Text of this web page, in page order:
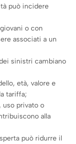
può incidere
o con
associati a un
sinistri cambiano
età, valore e
tariffa;
uso privato o
alla
può ridurre il